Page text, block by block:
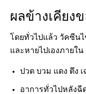
ผลข้างเคียง
โดยทั่วไปแล้ว วัคซีน
และหายไปเองภายใ
ปวด บวม แดง ตึง
อาการทั่วไปหลังฉี